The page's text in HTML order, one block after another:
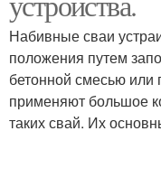
Набивные сваи
положения пу­тем
бетонной смесью
применяют большое
таких свай. Их